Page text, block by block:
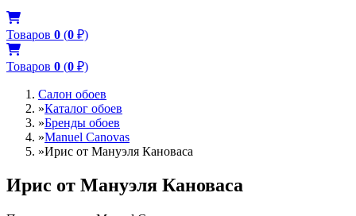
Товаров 0 (0 ₽)
Товаров 0 (0 ₽)
Салон обоев
»Каталог обоев
»Бренды обоев
»Manuel Canovas
»Ирис от Мануэля Кановаса
Ирис от Мануэля Кановаса